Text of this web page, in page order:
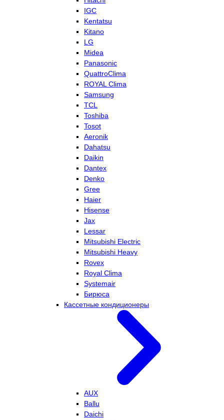
IGC
Kentatsu
Kitano
LG
Midea
Panasonic
QuattroClima
ROYAL Clima
Samsung
TCL
Toshiba
Tosot
Aeronik
Dahatsu
Daikin
Dantex
Denko
Gree
Haier
Hisense
Jax
Lessar
Mitsubishi Electric
Mitsubishi Heavy
Rovex
Royal Clima
Systemair
Бирюса
Кассетные кондиционеры
AUX
Ballu
Daichi